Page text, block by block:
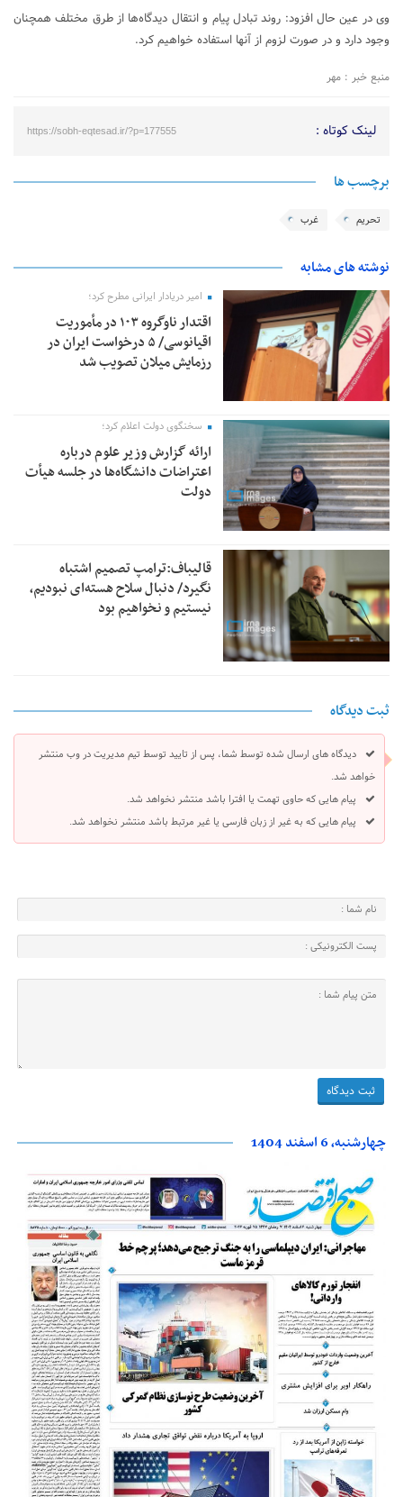
وی در عین حال افزود: روند تبادل پیام و انتقال دیدگاه‌ها از طرق مختلف همچنان
وجود دارد و در صورت لزوم از آنها استفاده خواهیم کرد.
منبع خبر : مهر
لینک کوتاه : https://sobh-eqtesad.ir/?p=177555
برچسب ها
تحریم غرب
نوشته های مشابه
امیر دریادار ایرانی مطرح کرد؛
اقتدار ناوگروه ۱۰۳ در مأموریت‌
اقیانوسی/ ۵ درخواست ایران در
رزمایش میلان تصویب شد
سخنگوی دولت اعلام کرد؛
ارائه گزارش وزیر علوم درباره
اعتراضات دانشگاه‌ها در جلسه هیأت
دولت
قالیباف:ترامپ تصمیم اشتباه
نگیرد/ دنبال سلاح هسته‌ای نبودیم،
نیستیم و نخواهیم بود
ثبت دیدگاه
دیدگاه های ارسال شده توسط شما، پس از تایید توسط تیم مدیریت در وب منتشر
خواهد شد.
پیام هایی که حاوی تهمت یا افترا باشد منتشر نخواهد شد.
پیام هایی که به غیر از زبان فارسی یا غیر مرتبط باشد منتشر نخواهد شد.
چهارشنبه، 6 اسفند 1404